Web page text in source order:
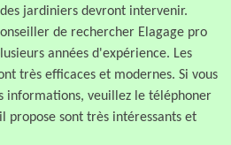
jardiniers devront intervenir.
de rechercher Elagage pro
années d'expérience. Les
très efficaces et modernes. Si vous
informations, veuillez le téléphoner
propose sont très intéressants et